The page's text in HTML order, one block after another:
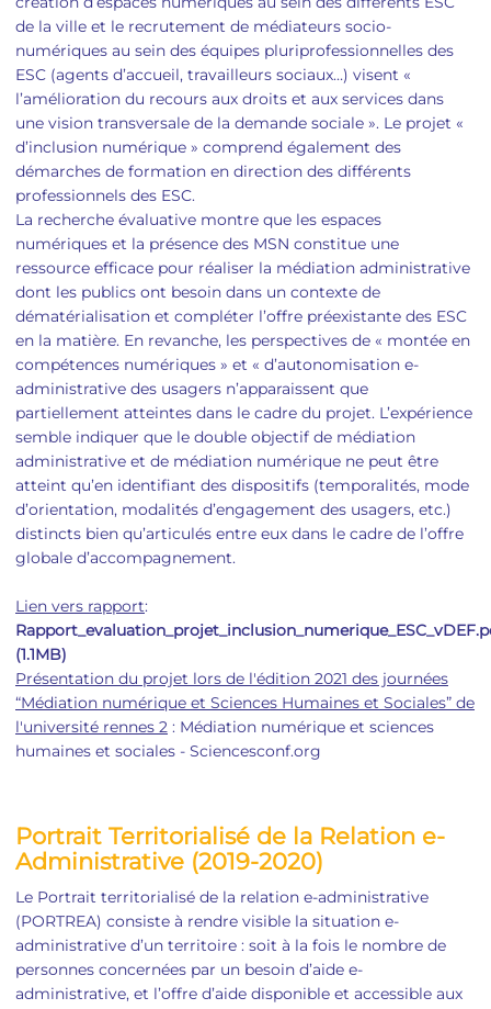
de la ville et le recrutement de médiateurs socio-
numériques au sein des équipes pluriprofessionnelles des
ESC (agents d’accueil, travailleurs sociaux…) visent «
l’amélioration du recours aux droits et aux services dans
une vision transversale de la demande sociale ». Le projet «
d’inclusion numérique » comprend également des
démarches de formation en direction des différents
professionnels des ESC.
La recherche évaluative montre que les espaces
numériques et la présence des MSN constitue une
ressource efficace pour réaliser la médiation administrative
dont les publics ont besoin dans un contexte de
dématérialisation et compléter l’offre préexistante des ESC
en la matière. En revanche, les perspectives de « montée en
compétences numériques » et « d’autonomisation e-
administrative des usagers n’apparaissent que
partiellement atteintes dans le cadre du projet. L’expérience
semble indiquer que le double objectif de médiation
administrative et de médiation numérique ne peut être
atteint qu’en identifiant des dispositifs (temporalités, mode
d’orientation, modalités d’engagement des usagers, etc.)
distincts bien qu’articulés entre eux dans le cadre de l’offre
globale d’accompagnement.
Lien vers rapport:
(1.1MB)
Présentation du projet lors de l'édition 2021 des journées
“Médiation numérique et Sciences Humaines et Sociales” de
l'université rennes 2 : Médiation numérique et sciences
humaines et sociales - Sciencesconf.org
Portrait Territorialisé de la Relation e-
Administrative (2019-2020)
Le Portrait territorialisé de la relation e-administrative
(PORTREA) consiste à rendre visible la situation e-
administrative d’un territoire : soit à la fois le nombre de
personnes concernées par un besoin d’aide e-
administrative, et l’offre d’aide disponible et accessible aux